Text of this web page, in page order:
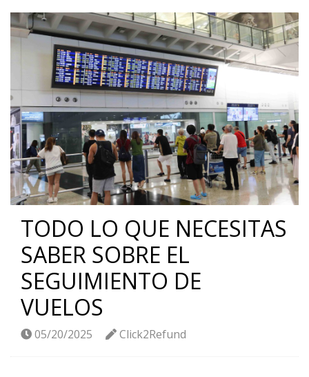
TODO LO QUE NECESITAS
SABER SOBRE EL
SEGUIMIENTO DE
VUELOS
05/20/2025 Click2Refund